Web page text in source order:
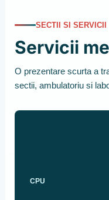
SECTII SI SERVICII
Servicii
O prezentare scurta a
sectii, ambulatoriu si
CPU